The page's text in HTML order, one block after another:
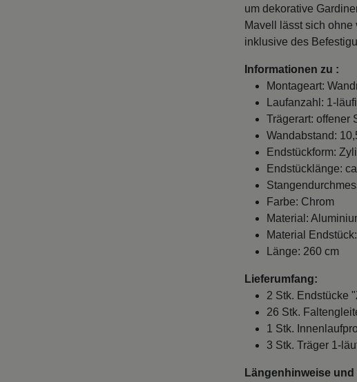
um dekorative
Mavell lässt sich
inklusive des
Informationen zu :
Montageart:
Laufanzahl: 1-
Trägerart: offener
Wandabstand:
Endstückform:
Endstücklänge:
Farbe: Chrom
Material:
Material Endstück:
Länge: 260 cm
Lieferumfang:
2 Stk. Endstücke
26 Stk.
1 Stk.
3 Stk. Träger 1-
Längenhinweise